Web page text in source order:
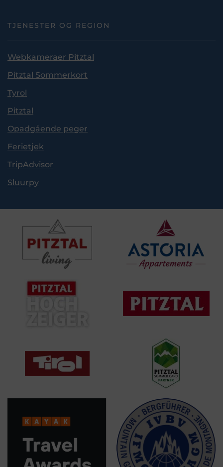
TJENESTER OG REGION
Webkameraer Pitztal
Pitztal Sommerkort
Tyrol
Pitztal
Opadgående peger
Ferietjek
TripAdvisor
Sluurpy